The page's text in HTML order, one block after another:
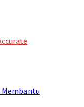
Membantu